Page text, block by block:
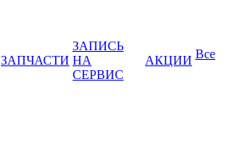
ЗАПЧАСТИ
ЗАПИСЬ
НА
СЕРВИС
АКЦИИ Все